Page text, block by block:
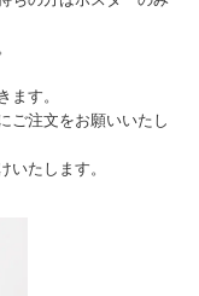
ます。
ご注文をお願いいたし
いたします。